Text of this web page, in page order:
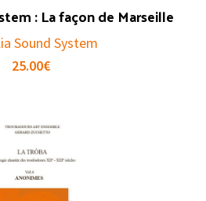
: La façon de Marseille
Sound System
25.00€